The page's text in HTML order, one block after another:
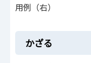
用例（右）
かざる